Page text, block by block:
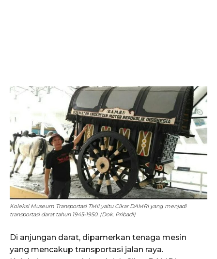
Koleksi Museum Transportasi TMII yaitu Cikar DAMRI yang menjadi
transportasi darat tahun 1945-1950. (Dok. Pribadi)
Di anjungan darat, dipamerkan tenaga mesin
yang mencakup transportasi jalan raya.